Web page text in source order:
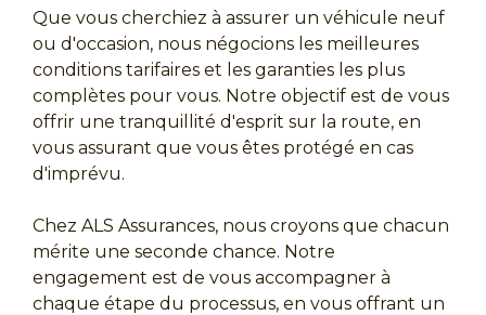
Que vous cherchiez à assurer un véhicule neuf
ou d'occasion, nous négocions les meilleures
conditions tarifaires et les garanties les plus
complètes pour vous. Notre objectif est de vous
offrir une tranquillité d'esprit sur la route, en
vous assurant que vous êtes protégé en cas
d'imprévu.
Chez ALS Assurances, nous croyons que chacun
mérite une seconde chance. Notre
engagement est de vous accompagner à
chaque étape du processus, en vous offrant un